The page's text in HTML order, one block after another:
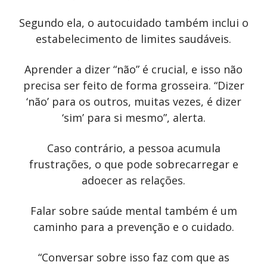
Segundo ela, o autocuidado também inclui o
estabelecimento de limites saudáveis.
Aprender a dizer “não” é crucial, e isso não
precisa ser feito de forma grosseira. “Dizer
‘não’ para os outros, muitas vezes, é dizer
‘sim’ para si mesmo”, alerta.
Caso contrário, a pessoa acumula
frustrações, o que pode sobrecarregar e
adoecer as relações.
Falar sobre saúde mental também é um
caminho para a prevenção e o cuidado.
“Conversar sobre isso faz com que as